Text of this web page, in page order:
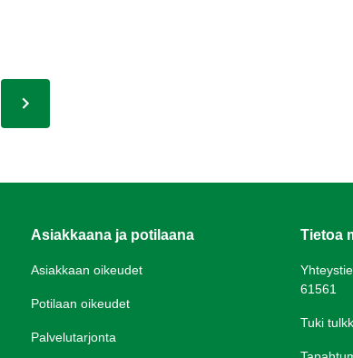
Asiakkaana ja potilaana
Asiakkaan oikeudet
Potilaan oikeudet
Palvelutarjonta
Tietoa
61561
Tuki